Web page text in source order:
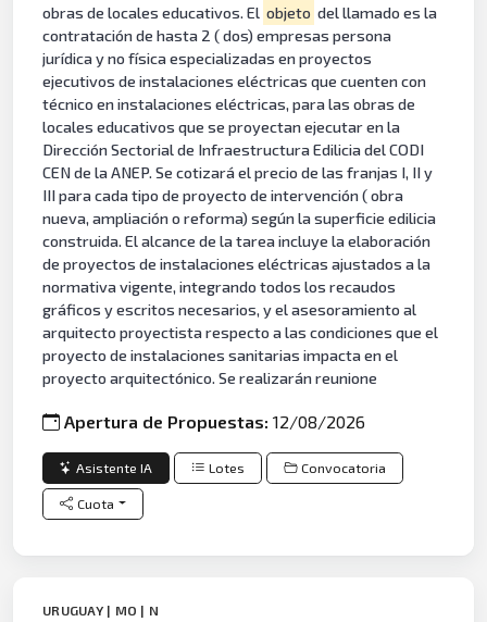
obras de locales educativos. El objeto del llamado es la
contratación de hasta 2 ( dos) empresas persona
jurídica y no física especializadas en proyectos
ejecutivos de instalaciones eléctricas que cuenten con
técnico en instalaciones eléctricas, para las obras de
locales educativos que se proyectan ejecutar en la
Dirección Sectorial de Infraestructura Edilicia del CODI
CEN de la ANEP. Se cotizará el precio de las franjas I, II y
III para cada tipo de proyecto de intervención ( obra
nueva, ampliación o reforma) según la superficie edilicia
construida. El alcance de la tarea incluye la elaboración
de proyectos de instalaciones eléctricas ajustados a la
normativa vigente, integrando todos los recaudos
gráficos y escritos necesarios, y el asesoramiento al
arquitecto proyectista respecto a las condiciones que el
proyecto de instalaciones sanitarias impacta en el
proyecto arquitectónico. Se realizarán reunione
Apertura de Propuestas:12/08/2026
Asistente IA Lotes Convocatoria
Cuota
URUGUAY | MO | N